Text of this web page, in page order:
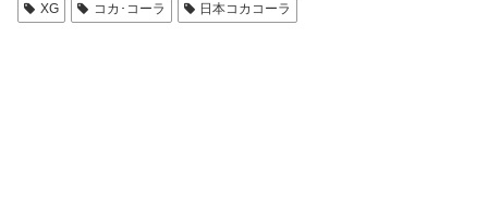
XG コカ･コーラ 日本コカコーラ